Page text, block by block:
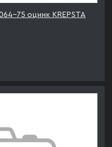
75 оцинк KREPSTA